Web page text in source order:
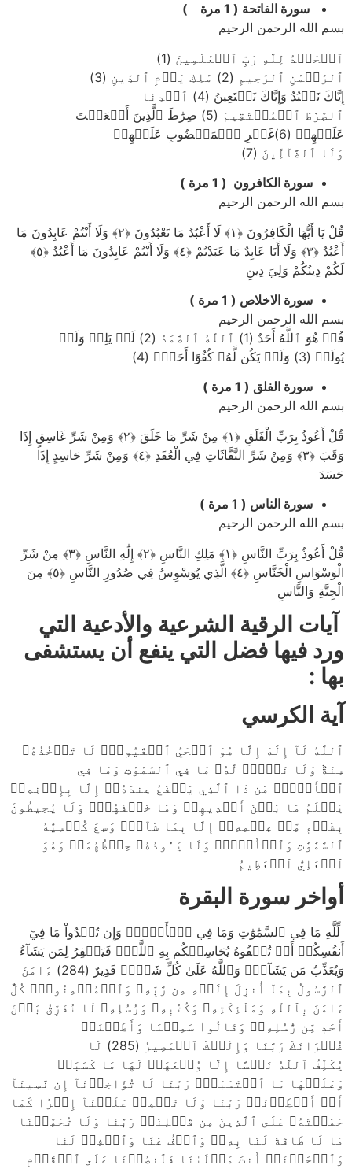
سورة الفاتحة ( 1 مرة )
بسم الله الرحمن الرحيم
ٱلۡحَمۡدُ لِلَّهِ رَبِّ ٱلۡعَٰلَمِينَ (1)
ٱلرَّحۡمَٰنِ ٱلرَّحِيمِ (2) مَٰلِكِ يَوۡمِ ٱلدِّينِ (3)
إِيَّاكَ نَعۡبُدُ وَإِيَّاكَ نَسۡتَعِينُ (4) ٱهۡدِنَا
ٱلصِّرَٰطَ ٱلۡمُسۡتَقِيمَ (5) صِرَٰطَ ٱلَّذِينَ أَنۡعَمۡتَ
عَلَيۡهِمۡ (6)غَيۡرِ ٱلۡمَغۡضُوبِ عَلَيۡهِمۡ
وَلَا ٱلضَّآلِّينَ (7)
سورة الكافرون ( 1 مرة )
بسم الله الرحمن الرحيم
قُلْ يَا أَيُّهَا الْكَافِرُونَ ﴿۱﴾ لَا أَعْبُدُ مَا تَعْبُدُونَ ﴿۲﴾ وَلَا أَنْتُمْ عَابِدُونَ مَا
أَعْبُدُ ﴿۳﴾ وَلَا أَنَا عَابِدٌ مَا عَبَدْتُمْ ﴿٤﴾ وَلَا أَنْتُمْ عَابِدُونَ مَا أَعْبُدُ ﴿٥﴾
لَكُمْ دِينُكُمْ وَلِيَ دِينِ
سورة الاخلاص ( 1 مرة )
بسم الله الرحمن الرحيم
قُلۡ هُوَ ٱللَّهُ أَحَدٌ (1) ٱللَّهُ ٱلصَّمَدُ (2) لَمۡ يَلِدۡ وَلَمۡ
يُولَدۡ (3) وَلَمۡ يَكُن لَّهُۥ كُفُوًا أَحَدُۢ (4)
سورة الفلق ( 1 مرة )
بسم الله الرحمن الرحيم
قُلْ أَعُوذُ بِرَبِّ الْفَلَقِ ﴿۱﴾ مِنْ شَرِّ مَا خَلَقَ ﴿۲﴾ وَمِنْ شَرِّ غَاسِقٍ إِذَا
وَقَبَ ﴿۳﴾ وَمِنْ شَرِّ النَّفَّاثَاتِ فِي الْعُقَدِ ﴿٤﴾ وَمِنْ شَرِّ حَاسِدٍ إِذَا
حَسَدَ
سورة الناس ( 1 مرة )
بسم الله الرحمن الرحيم
قُلْ أَعُوذُ بِرَبِّ النَّاسِ ﴿۱﴾ مَلِكِ النَّاسِ ﴿۲﴾ إِلَٰهِ النَّاسِ ﴿۳﴾ مِنْ شَرِّ
الْوَسْوَاسِ الْخَنَّاسِ ﴿٤﴾ الَّذِي يُوَسْوِسُ فِي صُدُورِ النَّاسِ ﴿٥﴾ مِنَ
الْجِنَّةِ وَالنَّاسِ
آيات الرقية الشرعية والأدعية التي
ورد فيها فضل التي ينفع أن يستشفى
بها :
آية الكرسي
ٱللَّهُ لَآ إِلَٰهَ إِلَّا هُوَ ٱلۡحَيُّ ٱلۡقَيُّومُۚ لَا تَأۡخُذُهُۥ
سِنَةٞ وَلَا نَوۡمٞۚ لَّهُۥ مَا فِي ٱلسَّمَٰوَٰتِ وَمَا فِي
ٱلۡأَرۡضِۗ مَن ذَا ٱلَّذِي يَشۡفَعُ عِندَهُۥٓ إِلَّا بِإِذۡنِهِۦۚ
يَعۡلَمُ مَا بَيۡنَ أَيۡدِيهِمۡ وَمَا خَلۡفَهُمۡۖ وَلَا يُحِيطُونَ
بِشَيۡءٖ مِّنۡ عِلۡمِهِۦٓ إِلَّا بِمَا شَآءَۚ وَسِعَ كُرۡسِيُّهُ
ٱلسَّمَٰوَٰتِ وَٱلۡأَرۡضَۖ وَلَا يَـُٔودُهُۥ حِفۡظُهُمَاۚ وَهُوَ
ٱلۡعَلِيُّ ٱلۡعَظِيمُ
أواخر سورة البقرة
لِّلَّهِ مَا فِي ٱلسَّمَٰوَٰتِ وَمَا فِي ٱلۡأَرۡضِۗ وَإِن تُبۡدُواْ مَا فِيٓ
أَنفُسِكُمۡ أَوۡ تُخۡفُوهُ يُحَاسِبۡكُم بِهِ ٱللَّهُۖ فَيَغۡفِرُ لِمَن يَشَآءُ
وَيُعَذِّبُ مَن يَشَآءُۗ وَٱللَّهُ عَلَىٰ كُلِّ شَيۡءٖ قَدِيرٌ (284) ءَامَنَ
ٱلرَّسُولُ بِمَآ أُنزِلَ إِلَيۡهِ مِن رَّبِّهِۦ وَٱلۡمُؤۡمِنُونَۚ كُلٌّ
ءَامَنَ بِٱللَّهِ وَمَلَٰٓئِكَتِهِۦ وَكُتُبِهِۦ وَرُسُلِهِۦ لَا نُفَرِّقُ بَيۡنَ
أَحَدٖ مِّن رُّسُلِهِۦۚ وَقَالُواْ سَمِعۡنَا وَأَطَعۡنَاۖ
غُفۡرَانَكَ رَبَّنَا وَإِلَيۡكَ ٱلۡمَصِيرُ (285) لَا
يُكَلِّفُ ٱللَّهُ نَفۡسًا إِلَّا وُسۡعَهَاۚ لَهَا مَا كَسَبَتۡ
وَعَلَيۡهَا مَا ٱكۡتَسَبَتۡۗ رَبَّنَا لَا تُؤَاخِذۡنَآ إِن نَّسِينَآ
أَوۡ أَخۡطَأۡنَاۚ رَبَّنَا وَلَا تَحۡمِلۡ عَلَيۡنَآ إِصۡرٗا كَمَا
حَمَلۡتَهُۥ عَلَى ٱلَّذِينَ مِن قَبۡلِنَاۚ رَبَّنَا وَلَا تُحَمِّلۡنَا
مَا لَا طَاقَةَ لَنَا بِهِۦۖ وَٱعۡفُ عَنَّا وَٱغۡفِرۡ لَنَا
وَٱرۡحَمۡنَآۚ أَنتَ مَوۡلَىٰنَا فَٱنصُرۡنَا عَلَى ٱلۡقَوۡمِ